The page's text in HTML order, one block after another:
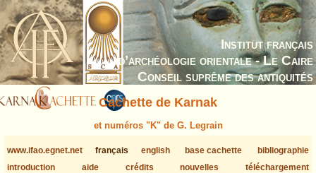
Institut français
d’archéologie orientale - Le Caire
Conseil suprême des antiquités
Cachette de Karnak
et numéros "K" de G. Legrain
www.ifao.egnet.net français english base cachette
bibliographie
introduction
aide crédits nouvelles téléchargement